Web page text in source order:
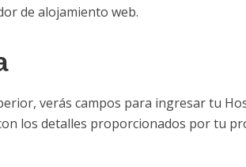
de alojamiento web.
verás campos para ingresar tu
los detalles proporcionados por tu